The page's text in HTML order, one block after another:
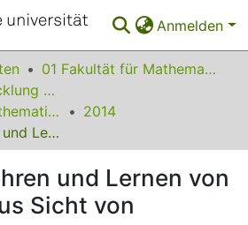
Anmelden
01 Fakultät für Mathematik
Institut für Entwicklung und Erforschung des Mathematikunterrichts
Beiträge zum Mathematikunterricht
2014
STELLA I: Lehren und Lernen von Arithmetik aus Sicht von Lehrkräften
und Lernen von
Sicht von